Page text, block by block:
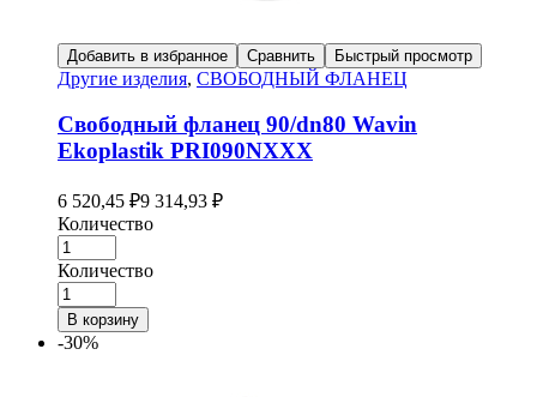
Добавить в избранное Сравнить Быстрый просмотр
Другие изделия, СВОБОДНЫЙ ФЛАНЕЦ
Свободный фланец 90/dn80 Wavin
Ekoplastik PRI090NXXX
6 520,45 ₽9 314,93 ₽
Количество
Количество
В корзину
-30%